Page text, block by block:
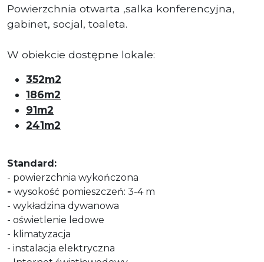
Powierzchnia otwarta ,salka konferencyjna,
gabinet, socjal, toaleta.
W obiekcie dostępne lokale:
352m2
186m2
91m2
241m2
Standard:
- powierzchnia wykończona
- wysokość pomieszczeń: 3-4 m
- wykładzina dywanowa
- oświetlenie ledowe
- klimatyzacja
- instalacja elektryczna